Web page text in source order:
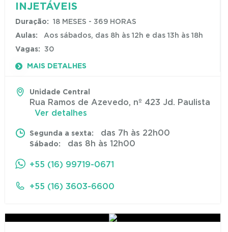
INJETÁVEIS
Duração:
18 MESES - 369 HORAS
Aulas:
Aos sábados, das 8h às 12h e das 13h às 18h
Vagas:
30
MAIS DETALHES
Unidade Central
Rua Ramos de Azevedo, nº 423 Jd. Paulista
Ver detalhes
Segunda a sexta: das 7h às 22h00
Sábado: das 8h às 12h00
+55 (16) 99719-0671
+55 (16) 3603-6600